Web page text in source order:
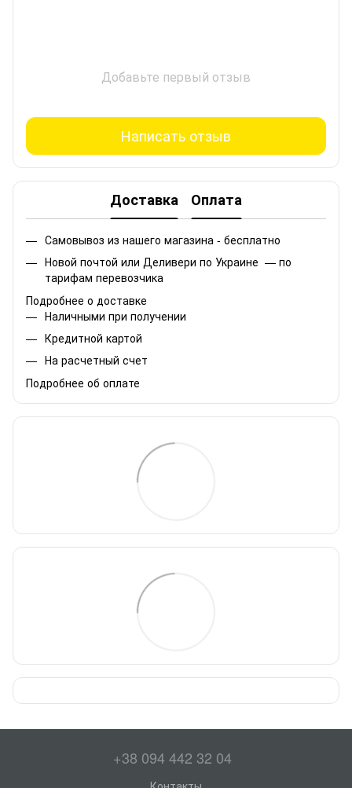
Добавьте первый отзыв
Написать отзыв
Доставка Оплата
Самовывоз из нашего магазина - бесплатно
Новой почтой или Деливери по Украине — по
тарифам перевозчика
Подробнее о доставке
Наличными при получении
Кредитной картой
На расчетный счет
Подробнее об оплате
+38 094 442 32 04